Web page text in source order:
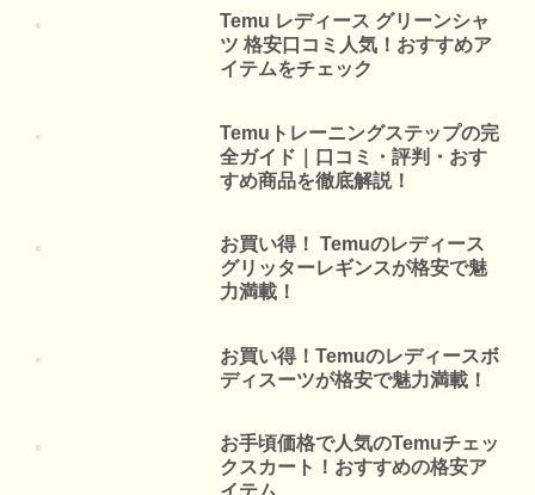
Temu レディース グリーンシャ
ツ 格安口コミ人気！おすすめア
イテムをチェック
Temuトレーニングステップの完
全ガイド｜口コミ・評判・おす
すめ商品を徹底解説！
お買い得！ Temuのレディース
グリッターレギンスが格安で魅
力満載！
お買い得！Temuのレディースボ
ディスーツが格安で魅力満載！
お手頃価格で人気のTemuチェッ
クスカート！おすすめの格安ア